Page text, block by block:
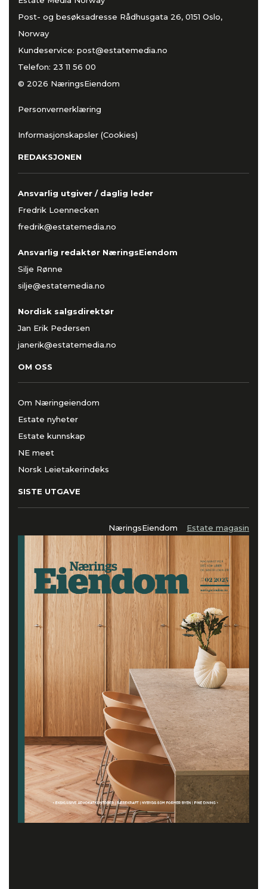
Post- og besøksadresse Rådhusgata 26, 0151 Oslo,
Norway
Kundeservice: post@estatemedia.no
Telefon: 23 11 56 00
© 2026 NæringsEiendom
Personvernerklæring
Informasjonskapsler (Cookies)
REDAKSJONEN
Ansvarlig utgiver / daglig leder
Fredrik Loennecken
fredrik@estatemedia.no
Ansvarlig redaktør NæringsEiendom
Silje Rønne
silje@estatemedia.no
Nordisk salgsdirektør
Jan Erik Pedersen
janerik@estatemedia.no
OM OSS
Om Næringeiendom
Estate nyheter
Estate kunnskap
NE meet
Norsk Leietakerindeks
SISTE UTGAVE
NæringsEiendom Estate magasin